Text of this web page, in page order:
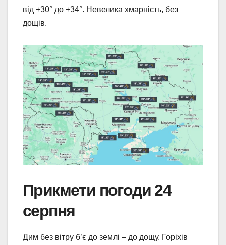
від +30° до +34°. Невелика хмарність, без
дощів.
Прикмети погоди 24
серпня
Дим без вітру б’є до землі – до дощу. Горіхів